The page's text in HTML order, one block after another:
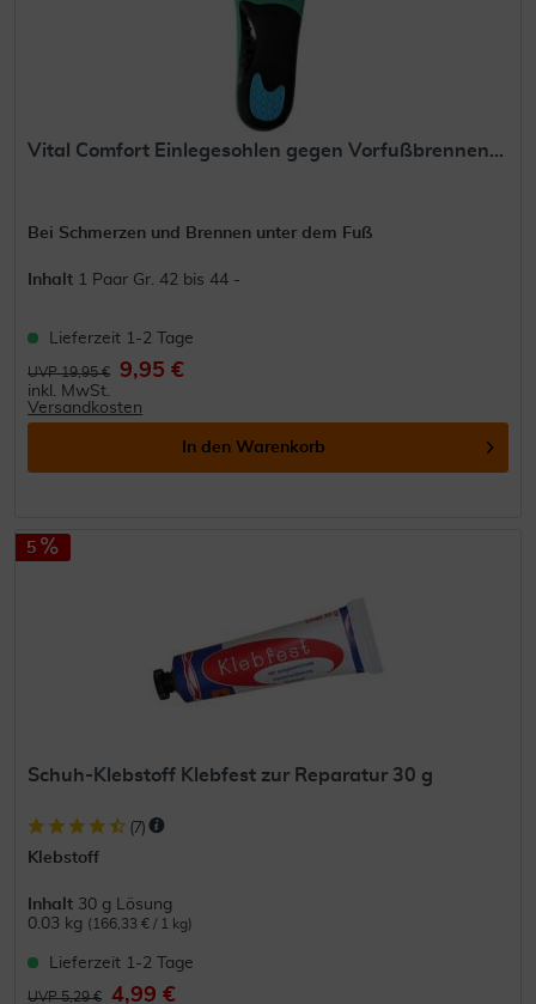
Vital Comfort Einlegesohlen gegen Vorfußbrennen...
Bei Schmerzen und Brennen unter dem Fuß
Inhalt 1 Paar Gr. 42 bis 44 -
Lieferzeit 1-2 Tage
UVP 19,95 € 9,95 €
inkl. MwSt.
Versandkosten
In den Warenkorb
5
Schuh-Klebstoff Klebfest zur Reparatur 30 g
(7)
Klebstoff
Inhalt 30 g Lösung
0.03 kg (166,33 € / 1 kg)
Lieferzeit 1-2 Tage
UVP 5,29 € 4,99 €